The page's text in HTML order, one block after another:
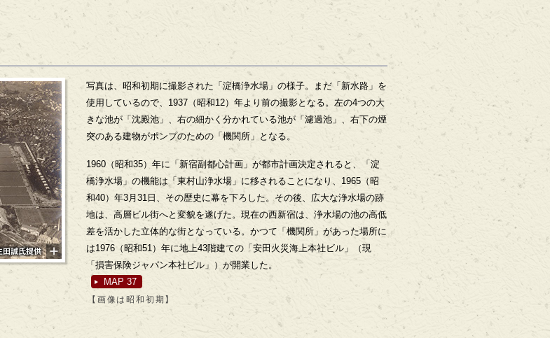
写真は、昭和初期に撮影された「淀橋浄水場」の様子。まだ「新水路」を
使用しているので、1937（昭和12）年より前の撮影となる。左の4つの大
きな池が「沈殿池」、右の細かく分かれている池が「濾過池」、右下の煙
突のある建物がポンプのための「機関所」となる。
1960（昭和35）年に「新宿副都心計画」が都市計画決定されると、「淀
橋浄水場」の機能は「東村山浄水場」に移されることになり、1965（昭
和40）年3月31日、その歴史に幕を下ろした。その後、広大な浄水場の跡
地は、高層ビル街へと変貌を遂げた。現在の西新宿は、浄水場の池の高低
差を活かした立体的な街となっている。かつて「機関所」があった場所に
は1976（昭和51）年に地上43階建ての「安田火災海上本社ビル」（現
「損害保険ジャパン本社ビル」）が開業した。
MAP 37
【画像は昭和初期】